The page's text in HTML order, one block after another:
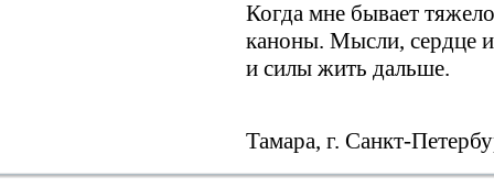
Когда мне бывает
каноны. Мысли, сердце
и силы жить дальше.
Тамара, г. Санкт-